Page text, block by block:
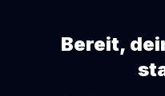
Bereit,